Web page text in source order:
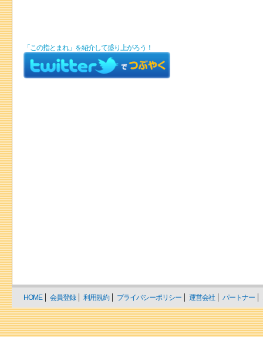
「この指とまれ」を紹介して盛り上がろう！
HOME 会員登録 利用規約 プライバシーポリシー 運営会社 パートナー